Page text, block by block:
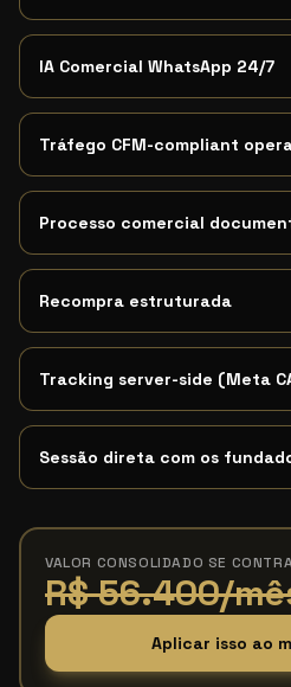
IA Comercial WhatsApp 24/7
Tráfego CFM-compliant
Processo comercial
Recompra estruturada
Tracking server-side (Meta
Sessão direta com os
VALOR CONSOLIDADO SE
R$ 56.400/
Aplicar isso ao